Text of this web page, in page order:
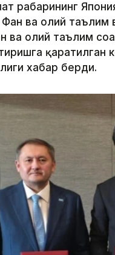
раҳбарининг
ва олий таълим
ва олий таълим
қаратилган
хабар берди.